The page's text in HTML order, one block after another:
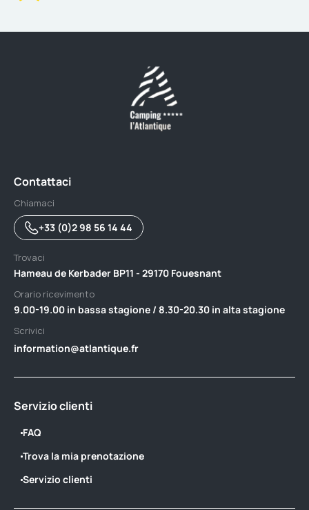
Contattaci
Chiamaci
+33 (0)2 98 56 14 44
Trovaci
Hameau de Kerbader BP11 - 29170 Fouesnant
Orario ricevimento
9.00-19.00 in bassa stagione / 8.30-20.30 in alta stagione
Scrivici
information@atlantique.fr
Servizio clienti
FAQ
Trova la mia prenotazione
Servizio clienti